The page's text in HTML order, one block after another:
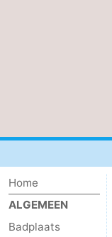
Home
ALGEMEEN
Badplaats